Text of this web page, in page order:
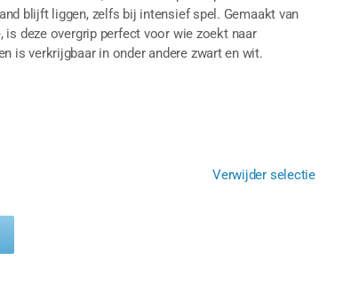
blijft liggen, zelfs bij intensief spel. Gemaakt van
deze overgrip perfect voor wie zoekt naar
is verkrijgbaar in onder andere zwart en wit.
Verwijder selectie